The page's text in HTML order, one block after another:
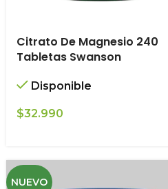
Citrato De Magnesio 240
Tabletas Swanson
Disponible
$32.990
NUEVO